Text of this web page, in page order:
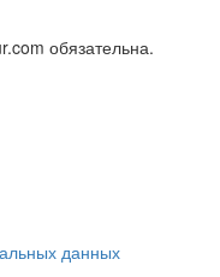
обязательна.
данных